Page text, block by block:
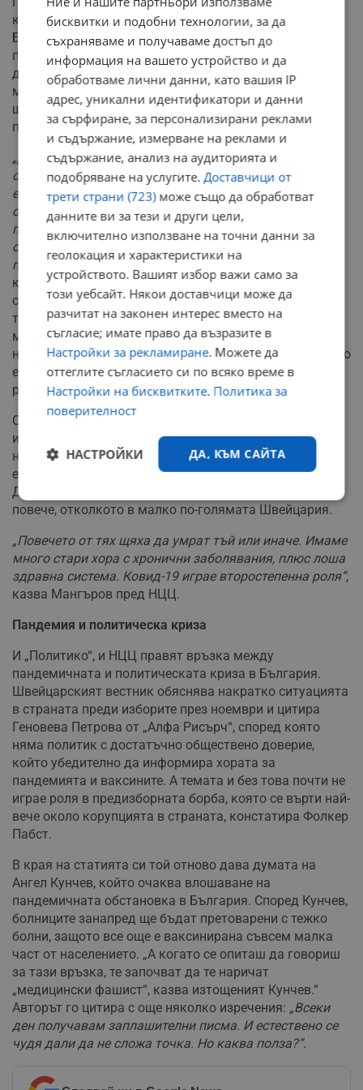
комуникация относно пандемията и ваксинациите в
България открай време е непоследователна и
противоречива. Причина за това е възникването на
два лагера - едните пледират за повече превантивни
мерки, а другите смятат, че хората ще преболедуват и
ще придобият имунитет, констатира Фолкер Пабст и
продължава:
„Детският лекар Атанас Мангъров е един от най-
силните гласове във втория лагер. Той почти
ежеседмично се явява в някое тв-предаване и сее
съмнения относно сигурността на ваксините. „По
принцип не съм срещу ваксинациите. Неприемливо е
обаче да ни поставят под натиск да приемаме
препарати с неизвестно дългосрочно въздействие“
казва Мангъров по време на разговора ни в неговия
софийски кабинет. Той самият бил живял в
тоталитарна система и знаел до какво води тя. (…) За
много българи това е истинско откровение, макар че
никой не може да ми отговори на въпроса какво точно
е общото между сегашното положение и житейската
реалност преди промените.
Според Мангъров пандемията не оправдава
извънредните мерки. (…) Но как тогава да се опази
населението? Та нали тъкмо България е страната с
една от най-високите смъртности в световен мащаб?
Досега от вируса са умрели 21 000 души, два пъти
повече, отколкото в малко по-голямата Швейцария.
„Повечето от тях щяха да умрат тъй или иначе. Имаме
много стари хора с хронични заболявания, плюс лоша
здравна система. Ковид-19 играе второстепенна роля“,
казва Мангъров пред НЦЦ.
Пандемия и политическа криза
И „Политико“, и НЦЦ правят връзка между
пандемичната и политическата криза в България.
Швейцарският вестник обяснява накратко ситуацията
в страната преди изборите през ноември и цитира
Геновева Петрова от „Алфа Рисърч“, според която
няма политик с достатъчно обществено доверие,
който убедително да информира хората за
пандемията и ваксините. А темата и без това почти не
играе роля в предизборната борба, която се върти най-
вече около корупцията в страната, констатира Фолкер
Пабст.
В края на статията си той отново дава думата на
Ангел Кунчев, който очаква влошаване на
пандемичната обстановка в България. Според Кунчев,
болниците занапред ще бъдат претоварени с тежко
болни, защото все още е ваксинирана съвсем малка
част от населението. „А когато се опиташ да говориш
за тази връзка, те започват да те наричат
„медицински фашист“, казва изтощеният Кунчев.“
Авторът го цитира с още няколко изречения: „Всеки
ден получавам заплашителни писма. И естествено се
чудя дали да не сложа точка. Но каква полза?“.
бисквитки и подобни технологии, за да
съхраняваме и получаваме достъп до
информация на вашето устройство и да
обработваме лични данни, като вашия IP
адрес, уникални идентификатори и данни
за сърфиране, за персонализирани реклами
и съдържание, измерване на реклами и
съдържание, анализ на аудиторията и
подобряване на услугите.Доставчици от
трети страни (723)може също да обработват
данните ви за тези и други цели,
включително използване на точни данни за
геолокация и характеристики на
устройството. Вашият избор важи само за
този уебсайт. Някои доставчици може да
разчитат на законен интерес вместо на
съгласие; имате право да възразите в
Настройки за рекламиране. Можете да
оттеглите съгласието си по всяко време в
Настройки на бисквитките. Политика за
поверителност
ДА, КЪМ САЙТА
НАСТРОЙКИ
Строго
необходимо
Ефективност
Таргетиране Функционалност
Строго необходимо
Таргетиране
Функционалност
Некласифицирани
влизане и управление на акаунта. Уебсайтът не може да
се използва правилно без строго необходими
бисквитки.
Име Доставчик/Домейн
Валиден
до
__RequestVerificationToken
Microsoft
Corporation
www.dunavmost.com
Сесия